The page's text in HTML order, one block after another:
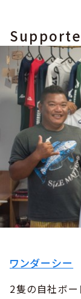
ワンダーシー
2隻の自社ボー